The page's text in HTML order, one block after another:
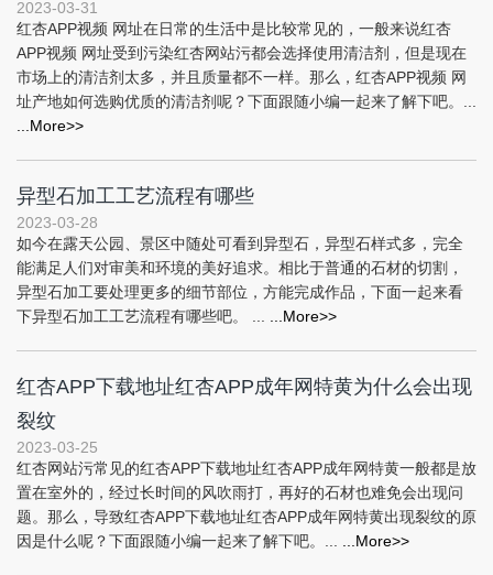
2023-03-31
红杏APP视频 网址在日常的生活中是比较常见的，一般来说红杏
APP视频 网址受到污染红杏网站污都会选择使用清洁剂，但是现在
市场上的清洁剂太多，并且质量都不一样。那么，红杏APP视频 网
址产地如何选购优质的清洁剂呢？下面跟随小编一起来了解下吧。...
...More>>
异型石加工工艺流程有哪些
2023-03-28
如今在露天公园、景区中随处可看到异型石，异型石样式多，完全
能满足人们对审美和环境的美好追求。相比于普通的石材的切割，
异型石加工要处理更多的细节部位，方能完成作品，下面一起来看
下异型石加工工艺流程有哪些吧。 ...
...More>>
红杏APP下载地址红杏APP成年网特黄为什么会出现
裂纹
2023-03-25
红杏网站污常见的红杏APP下载地址红杏APP成年网特黄一般都是放
置在室外的，经过长时间的风吹雨打，再好的石材也难免会出现问
题。那么，导致红杏APP下载地址红杏APP成年网特黄出现裂纹的原
因是什么呢？下面跟随小编一起来了解下吧。...
...More>>